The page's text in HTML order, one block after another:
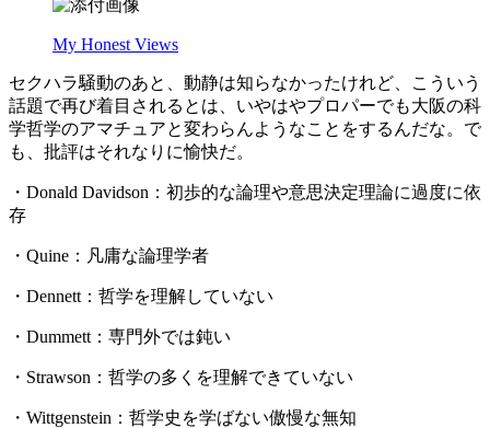
My Honest Views
セクハラ騒動のあと、動静は知らなかったけれど、こういう
話題で再び着目されるとは、いやはやプロパーでも大阪の科
学哲学のアマチュアと変わらんようなことをするんだな。で
も、批評はそれなりに愉快だ。
・Donald Davidson：初歩的な論理や意思決定理論に過度に依
存
・Quine：凡庸な論理学者
・Dennett：哲学を理解していない
・Dummett：専門外では鈍い
・Strawson：哲学の多くを理解できていない
・Wittgenstein：哲学史を学ばない傲慢な無知